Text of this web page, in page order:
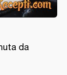
da